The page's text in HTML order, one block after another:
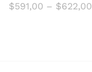
$591,00 – $622,00